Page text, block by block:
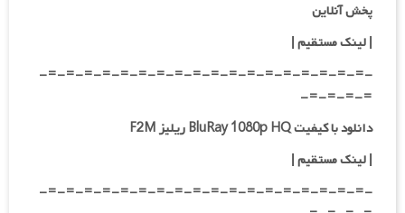
پخش آنلاین
| لینک مستقیم|
-=-=-=-=-=-=-=-=-=-=-=-=-=-=-=-=-=-=-
=-=-=-=-
دانلود با کیفیت BluRay 1080p HQ ریلیز F2M
|لینک مستقیم|
-=-=-=-=-=-=-=-=-=-=-=-=-=-=-=-=-=-=-